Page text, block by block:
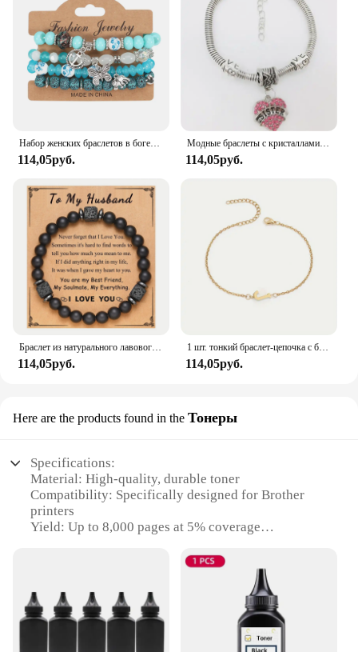
Набор женских браслетов в богемном стиле, штабелируемые украшения-бабочки, слон, якорь, подвеска, браслет с бусинами
114,05руб.
Модные браслеты с кристаллами, подвеска в виде сердца, розового цвета
114,05руб.
Браслет из натурального лавового камня, 8 мм, с черными бусинами
114,05руб.
1 шт. тонкий браслет-цепочка с бусинами в форме буквы, простая Минималистичная цепочка для рук, украшение для ювелирных изделий унисекс
114,05руб.
Here are the products found in the Тонеры
Specifications:
Material: High-quality, durable toner
Compatibility: Specifically designed for Brother
printers
Yield: Up to 8,000 pages at 5% coverage
Package: Available in bulk sets
Warranty: 1-year manufacturer's warranty
Features:
|Wholesale|